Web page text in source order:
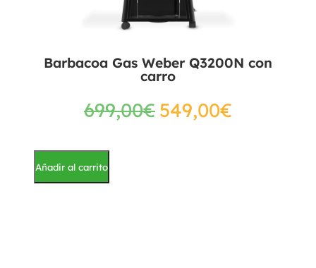
Barbacoa Gas Weber Q3200N con
carro
699,00€ 549,00€
Añadir al carrito